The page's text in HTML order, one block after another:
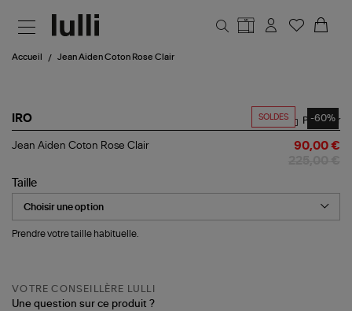
Accueil Jean Aiden Coton Rose Clair
SOLDES -60%
IRO
Jean
Rose
Clair
Partager
Jean Aiden Coton Rose Clair 90,00 €
Taille
Prendre votre taille habituelle.
VOTRE CONSEILLÈRE LULLI
Une question sur ce produit ?